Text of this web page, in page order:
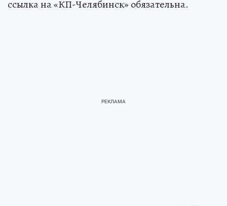
ссылка на «КП-Челябинск» обязательна.